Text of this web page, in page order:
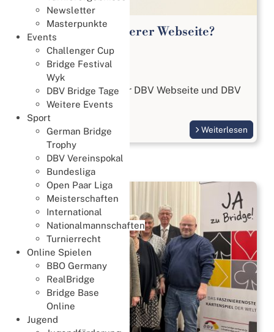
Newsletter
Masterpunkte
Events
Challenger Cup
Bridge Festival
Wyk
DBV Bridge Tage
Weitere Events
Sport
German Bridge
Trophy
DBV Vereinspokal
Bundesliga
Open Paar Liga
Meisterschaften
International
Nationalmannschaften
Turnierrecht
Online Spielen
BBO Germany
RealBridge
Bridge Base
Online
Jugend
Was ist neu auf unserer Webseite?
16. Juli 2026
Organisation
Zwei neue Thinknets zur DBV Webseite und DBV
Datenbank
Weiterlesen